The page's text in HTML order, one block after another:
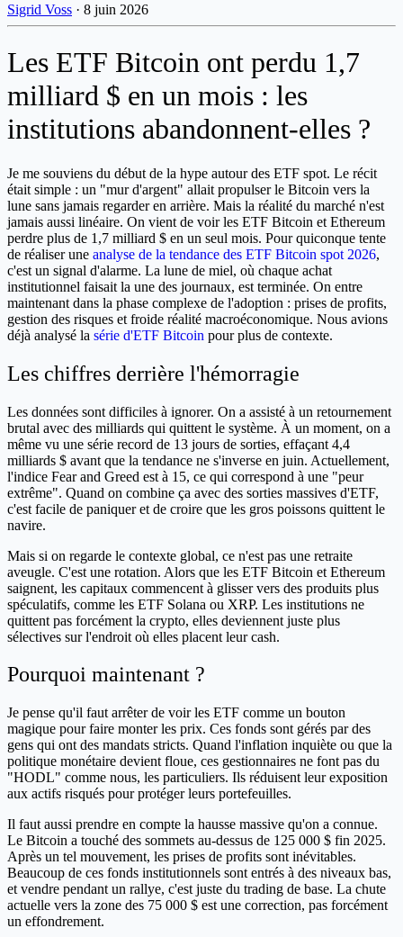
Sigrid Voss · 8 juin 2026
Les ETF Bitcoin ont perdu 1,7
milliard $ en un mois : les
institutions abandonnent-elles ?
Je me souviens du début de la hype autour des ETF spot. Le récit
était simple : un "mur d'argent" allait propulser le Bitcoin vers la
lune sans jamais regarder en arrière. Mais la réalité du marché n'est
jamais aussi linéaire. On vient de voir les ETF Bitcoin et Ethereum
perdre plus de 1,7 milliard $ en un seul mois. Pour quiconque tente
de réaliser une analyse de la tendance des ETF Bitcoin spot 2026,
c'est un signal d'alarme. La lune de miel, où chaque achat
institutionnel faisait la une des journaux, est terminée. On entre
maintenant dans la phase complexe de l'adoption : prises de profits,
gestion des risques et froide réalité macroéconomique. Nous avions
déjà analysé la série d'ETF Bitcoin pour plus de contexte.
Les chiffres derrière l'hémorragie
Les données sont difficiles à ignorer. On a assisté à un retournement
brutal avec des milliards qui quittent le système. À un moment, on a
même vu une série record de 13 jours de sorties, effaçant 4,4
milliards $ avant que la tendance ne s'inverse en juin. Actuellement,
l'indice Fear and Greed est à 15, ce qui correspond à une "peur
extrême". Quand on combine ça avec des sorties massives d'ETF,
c'est facile de paniquer et de croire que les gros poissons quittent le
navire.
Mais si on regarde le contexte global, ce n'est pas une retraite
aveugle. C'est une rotation. Alors que les ETF Bitcoin et Ethereum
saignent, les capitaux commencent à glisser vers des produits plus
spéculatifs, comme les ETF Solana ou XRP. Les institutions ne
quittent pas forcément la crypto, elles deviennent juste plus
sélectives sur l'endroit où elles placent leur cash.
Pourquoi maintenant ?
Je pense qu'il faut arrêter de voir les ETF comme un bouton
magique pour faire monter les prix. Ces fonds sont gérés par des
gens qui ont des mandats stricts. Quand l'inflation inquiète ou que la
politique monétaire devient floue, ces gestionnaires ne font pas du
"HODL" comme nous, les particuliers. Ils réduisent leur exposition
aux actifs risqués pour protéger leurs portefeuilles.
Il faut aussi prendre en compte la hausse massive qu'on a connue.
Le Bitcoin a touché des sommets au-dessus de 125 000 $ fin 2025.
Après un tel mouvement, les prises de profits sont inévitables.
Beaucoup de ces fonds institutionnels sont entrés à des niveaux bas,
et vendre pendant un rallye, c'est juste du trading de base. La chute
actuelle vers la zone des 75 000 $ est une correction, pas forcément
un effondrement.